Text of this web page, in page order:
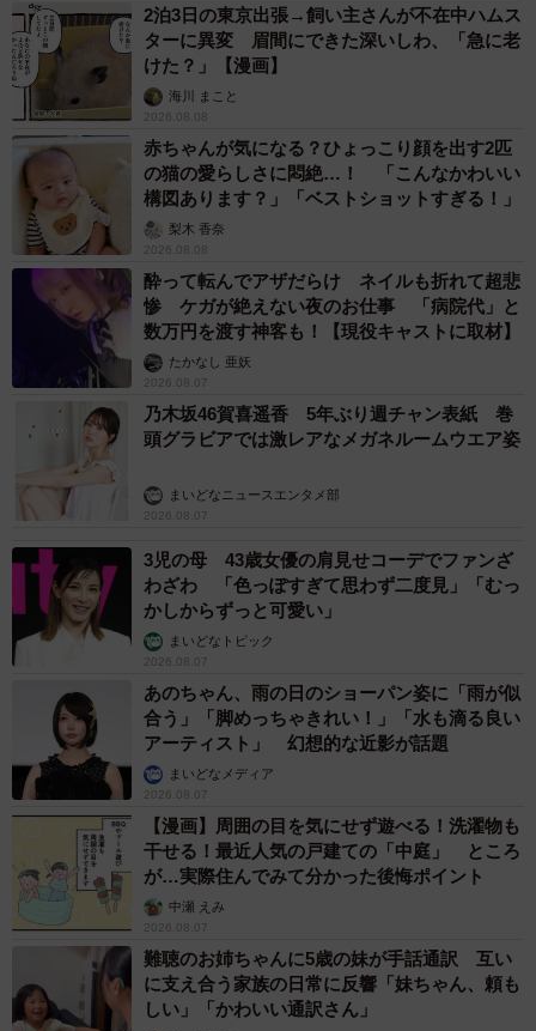
2泊3日の東京出張→飼い主さんが不在中ハムス
ターに異変 眉間にできた深いしわ、「急に老
けた？」【漫画】
海川 まこと
2026.08.08
赤ちゃんが気になる？ひょっこり顔を出す2匹
の猫の愛らしさに悶絶…！ 「こんなかわいい
構図あります？」「ベストショットすぎる！」
梨木 香奈
2026.08.08
酔って転んでアザだらけ ネイルも折れて超悲
惨 ケガが絶えない夜のお仕事 「病院代」と
数万円を渡す神客も！【現役キャストに取材】
たかなし 亜妖
2026.08.07
乃木坂46賀喜遥香 5年ぶり週チャン表紙 巻
頭グラビアでは激レアなメガネルームウエア姿
まいどなニュースエンタメ部
2026.08.07
3児の母 43歳女優の肩見せコーデでファンざ
わざわ 「色っぽすぎて思わず二度見」「むっ
かしからずっと可愛い」
まいどなトピック
2026.08.07
あのちゃん、雨の日のショーパン姿に「雨が似
合う」「脚めっちゃきれい！」「水も滴る良い
アーティスト」 幻想的な近影が話題
まいどなメディア
2026.08.07
【漫画】周囲の目を気にせず遊べる！洗濯物も
干せる！最近人気の戸建ての「中庭」 ところ
が…実際住んでみて分かった後悔ポイント
中瀬 えみ
2026.08.07
難聴のお姉ちゃんに5歳の妹が手話通訳 互い
に支え合う家族の日常に反響「妹ちゃん、頼も
しい」「かわいい通訳さん」